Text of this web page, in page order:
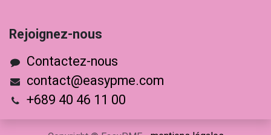
Rejoig​nez-nous
Contactez-nous
contact@easypme.com
+689 40 46 11 00